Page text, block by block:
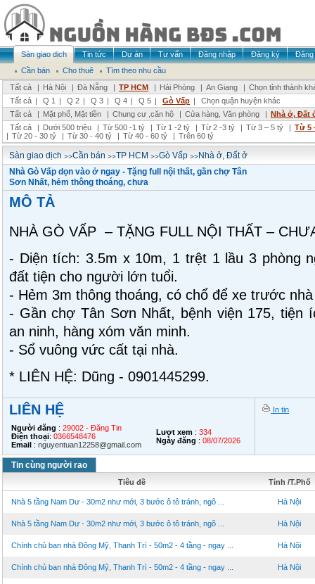
Sàn giao dịch Tin tức Dự án Tư vấn Đăng nhập Đăng ký
Đăng
Cần bán
Cho thuê
Tìm theo nhu cầu
Tất cả
| Hà Nội | Đà Nẵng | TP HCM | Hải Phòng | An Giang | Chọn tỉnh thành
Tất cả | Q 1 | Q 2 | Q 3 | Q 4 | Q 5 | Gò Vấp |
Chọn quận huyện khác
Tất cả
| Mặt phố, Mặt tiền | Chung cư ,căn hộ | Cửa hàng, Văn phòng | Nhà ở, Đất
Tất cả
| Dưới 500 triệu | Từ 500 -1 tỷ | Từ 1 -2 tỷ | Từ 2 -3 tỷ | Từ 3 – 5 tỷ | Từ 5
| Từ 20 - 30 tỷ | Từ 30 - 40 tỷ | Từ 40 - 60 tỷ | Trên 60 tỷ
Sàn giao dịch >>Cần bán >>TP HCM >>Gò Vấp >>Nhà ở, Đất ở
Nhà Gò Vấp dọn vào ở ngay - Tặng full nội thất, gần chợ Tân
Sơn Nhất, hẻm thông thoáng, chưa
MÔ TẢ
NHÀ GÒ VẤP – TẶNG FULL NỘI THẤT –
- Diện tích: 3.5m x 10m, 1 trệt 1 lầu 3 phòng
đất tiện cho người lớn tuổi.
- Hẻm 3m thông thoáng, có chổ để xe trước
- Gần chợ Tân Sơn Nhất, bệnh viện 175, tiện
an ninh, hàng xóm văn minh.
- Sổ vuông vức cất tại nhà.
* LIÊN HỆ: Dũng - 0901445299.
LIÊN HỆ
Người đăng : 29002 - Đăng Tin
Điện thoại: 0366548476
Email : nguyentuan12258@gmail.com
Lượt xem : 334
Ngày đăng : 08/07/2026
In tin
Tin cùng người rao
Tiêu đề Tỉnh /T.Phố
Nhà 5 tầng Nam Dư - 30m2 như mới, 3 bước ô tô tránh, ngõ ... Hà Nội
Nhà 5 tầng Nam Dư - 30m2 như mới, 3 bước ô tô tránh, ngõ ... Hà Nội
Chính chủ ban nhà Đông Mỹ, Thanh Trì - 50m2 - 4 tầng - ngay ... Hà Nội
Chính chủ ban nhà Đông Mỹ, Thanh Trì - 50m2 - 4 tầng - ngay ... Hà Nội